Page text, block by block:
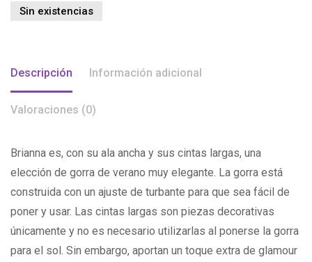
Sin existencias
Descripción Información adicional
Valoraciones (0)
Brianna es, con su ala ancha y sus cintas largas, una
elección de gorra de verano muy elegante. La gorra está
construida con un ajuste de turbante para que sea fácil de
poner y usar. Las cintas largas son piezas decorativas
únicamente y no es necesario utilizarlas al ponerse la gorra
para el sol. Sin embargo, aportan un toque extra de glamour